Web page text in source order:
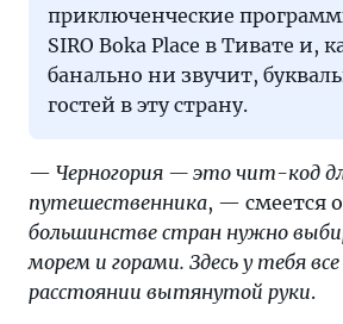
приключенческие
SIRO Boka Place в Тивате и,
банально ни звучит,
гостей в эту страну.
— Черногория — это чит-код
путешественника, — смеется
большинстве стран нужно
морем и горами. Здесь у тебя
расстоянии вытянутой руки.